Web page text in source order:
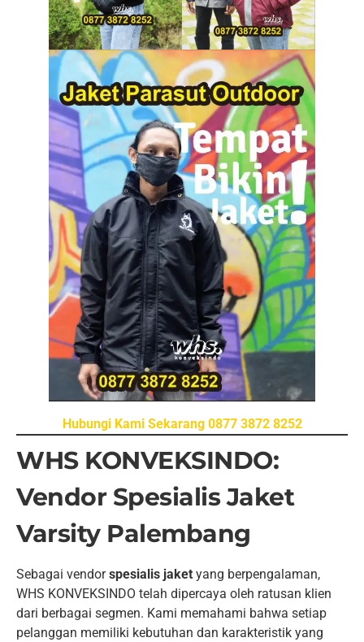
Hubungi Kami Sekarang 0877 3872 8252
WHS KONVEKSINDO:
Vendor Spesialis Jaket
Varsity Palembang
Sebagai vendorspesialis jaket yang berpengalaman,
WHS KONVEKSINDO telah dipercaya oleh ratusan klien
dari berbagai segmen. Kami memahami bahwa setiap
pelanggan memiliki kebutuhan dan karakteristik yang